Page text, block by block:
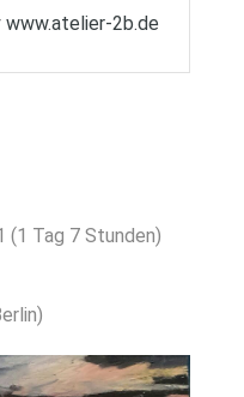
www.atelier-2b.de
(1 Tag 7 Stunden)